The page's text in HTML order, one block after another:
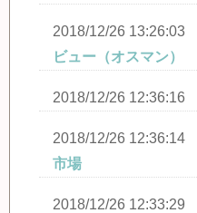
2018/12/26 13:26:03
ビュー（オスマン）
2018/12/26 12:36:16
2018/12/26 12:36:14
市場
2018/12/26 12:33:29